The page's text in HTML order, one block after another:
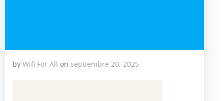
by Wifi For All on septiembre 20, 2025